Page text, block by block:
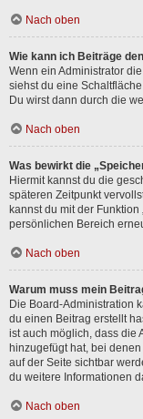
Nach oben
Wie kann ich Beiträge
Wenn ein Administrator
siehst du eine
Du wirst dann durch die
Nach oben
Was bewirkt die
Hiermit kannst du die
späteren Zeitpunkt
kannst du mit der
persönlichen Bereich
Nach oben
Warum muss mein
Die Board-Administration
du einen Beitrag erstellt
ist auch möglich, dass die
hinzugefügt hat, bei
auf der Seite sichtbar
du weitere Informationen
Nach oben